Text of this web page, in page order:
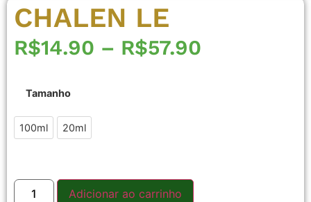
CHALEN LE
R$14.90 – R$57.90
Tamanho
100ml 20ml
Adicionar ao carrinho